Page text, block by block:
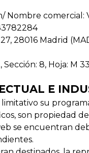
Nombre comercial:
28016 Madrid
8, Hoja: M
E
su
son propiedad
se encuentran